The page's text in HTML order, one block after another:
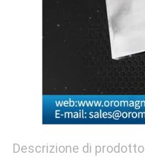
POLICY
Descrizione di prodotto